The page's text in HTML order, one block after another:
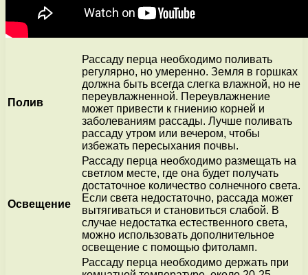
Полив
Рассаду перца необходимо поливать
регулярно, но умеренно. Земля в горшках
должна быть всегда слегка влажной, но не
переувлажненной. Переувлажнение
может привести к гниению корней и
заболеваниям рассады. Лучше поливать
рассаду утром или вечером, чтобы
избежать пересыхания почвы.
Освещение
Рассаду перца необходимо размещать на
светлом месте, где она будет получать
достаточное количество солнечного света.
Если света недостаточно, рассада может
вытягиваться и становиться слабой. В
случае недостатка естественного света,
можно использовать дополнительное
освещение с помощью фитоламп.
Рассаду перца необходимо держать при